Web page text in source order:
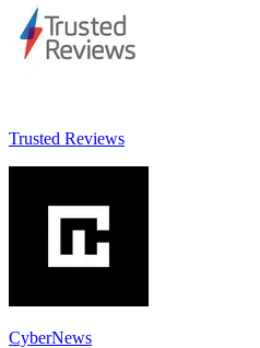
Trusted Reviews
CyberNews